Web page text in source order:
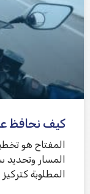
كيف نحافظ
المفتاح هو
المسار وتحديد
المطلوبة كتركيز